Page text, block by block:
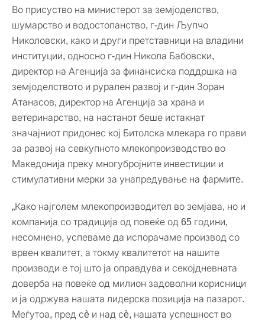
Во присуство на министерот за земјоделство,
шумарство и водостопанство, г-дин Љупчо
Николовски, како и други претставници на владини
институции, односно г-дин Никола Бабовски,
директор на Агенција за финансиска поддршка на
земјоделството и рурален развој и г-дин Зоран
Атанасов, директор на Агенција за храна и
ветеринарство, на настанот беше истакнат
значајниот придонес кој Битолска млекара го прави
за развој на севкупното млекопроизводство во
Македонија преку многубројните инвестиции и
стимулативни мерки за унапредување на фармите.
„Како најголем млекопроизводител во земјава, но и
компанија со традиција од повеќе од 65 години,
несомнено, успеваме да испорачаме производ со
врвен квалитет, а токму квалитетот на нашите
производи е тој што ја оправдува и секојдневната
доверба на повеќе од милион задоволни корисници
и ја одржува нашата лидерска позиција на пазарот.
Меѓутоа, пред сè и над сè, нашата успешност во